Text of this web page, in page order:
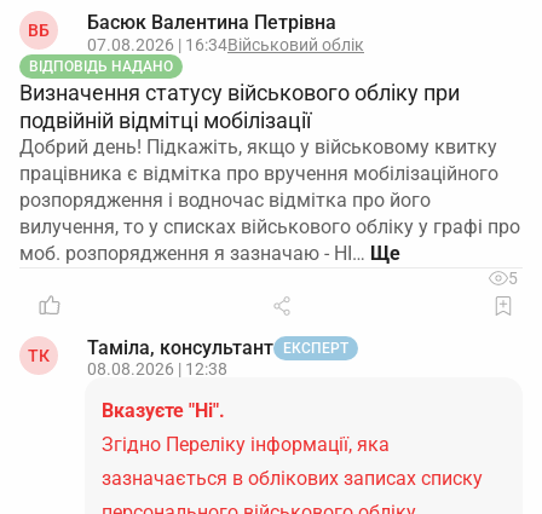
ВБ Басюк Валентина Петрівна
07.08.2026 | 16:34Військовий облік
ВІДПОВІДЬ НАДАНО
Визначення статусу військового обліку при
подвійній відмітці мобілізації
Добрий день! Підкажіть, якщо у військовому квитку
працівника є відмітка про вручення мобілізаційного
розпорядження і водночас відмітка про його
вилучення, то у списках військового обліку у графі про
моб. розпорядження я зазначаю - НІ…
5
ТК Таміла, консультант ЕКСПЕРТ
08.08.2026 | 12:38
Вказуєте "Ні".
Згідно Переліку інформації, яка
зазначається в облікових записах списку